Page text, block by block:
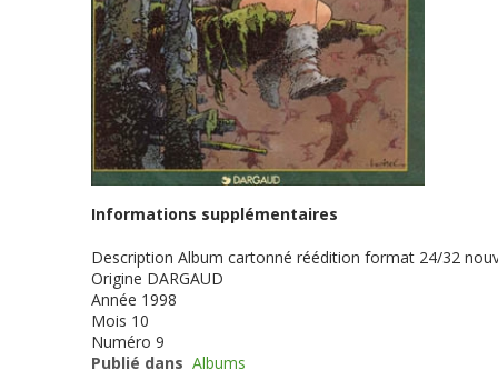
Informations supplémentaires
Description Album cartonné réédition format 24/32
Origine DARGAUD
Année 1998
Mois 10
Numéro 9
Publié dans Albums